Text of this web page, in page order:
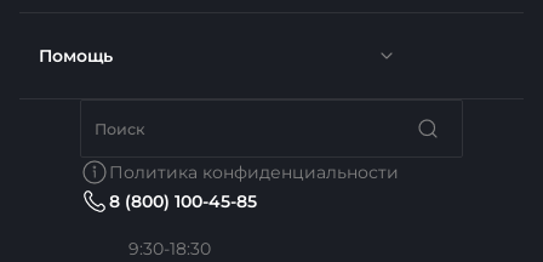
Отзывы
Вакансии
Доставка
Недвижимость
Помощь
Политика конфиденциальности
8 (800) 100-45-85
9:30-18:30